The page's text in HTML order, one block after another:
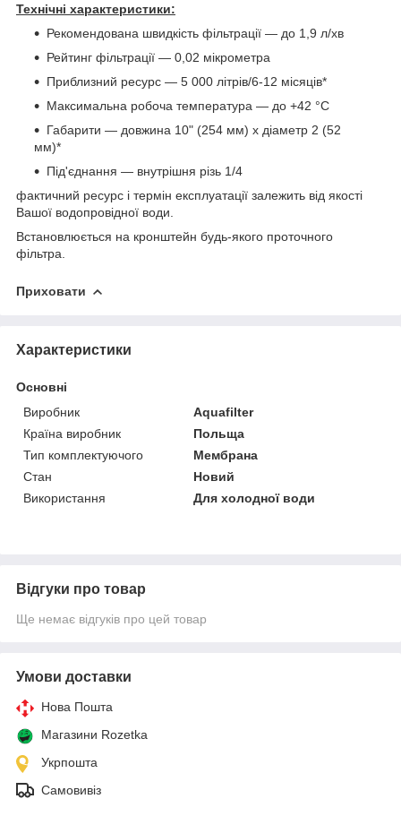
Технічні характеристики:
Рекомендована швидкість фільтрації — до 1,9 л/хв
Рейтинг фільтрації — 0,02 мікрометра
Приблизний ресурс — 5 000 літрів/6-12 місяців*
Максимальна робоча температура — до +42 °C
Габарити — довжина 10" (254 мм) х діаметр 2 (52
мм)*
Під'єднання — внутрішня різь 1/4
фактичний ресурс і термін експлуатації залежить від якості
Вашої водопровідної води.
Встановлюється на кронштейн будь-якого проточного
фільтра.
Приховати
Характеристики
Основні
Виробник
Aquafilter
Країна виробник
Польща
Тип комплектуючого
Мембрана
Стан
Новий
Використання
Для холодної води
Відгуки про товар
Ще немає відгуків про цей товар
Умови доставки
Нова Пошта
Магазини Rozetka
Укрпошта
Самовивіз